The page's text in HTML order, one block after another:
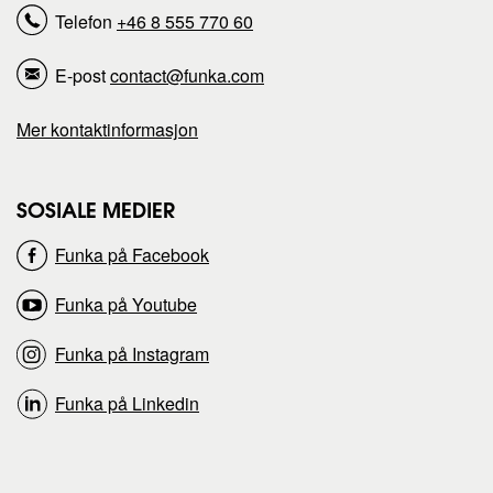
s
i
d
e
n
Telefon +46 8 555 770 60
E-postcontact@funka.com
Mer kontaktinformasjon
SOSIALE MEDIER
Funka på Facebook
Funka på Youtube
Funka på Instagram
Funka på Linkedin